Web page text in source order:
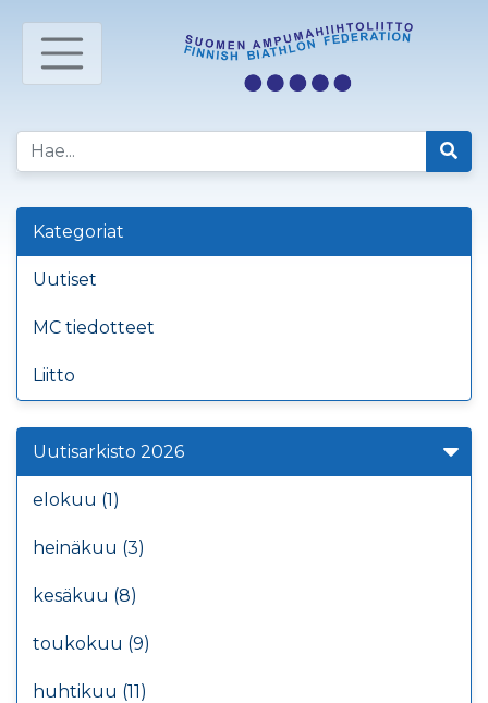
Kategoriat
Uutiset
MC tiedotteet
Liitto
Uutisarkisto 2026
elokuu (1)
heinäkuu (3)
kesäkuu (8)
toukokuu (9)
huhtikuu (11)